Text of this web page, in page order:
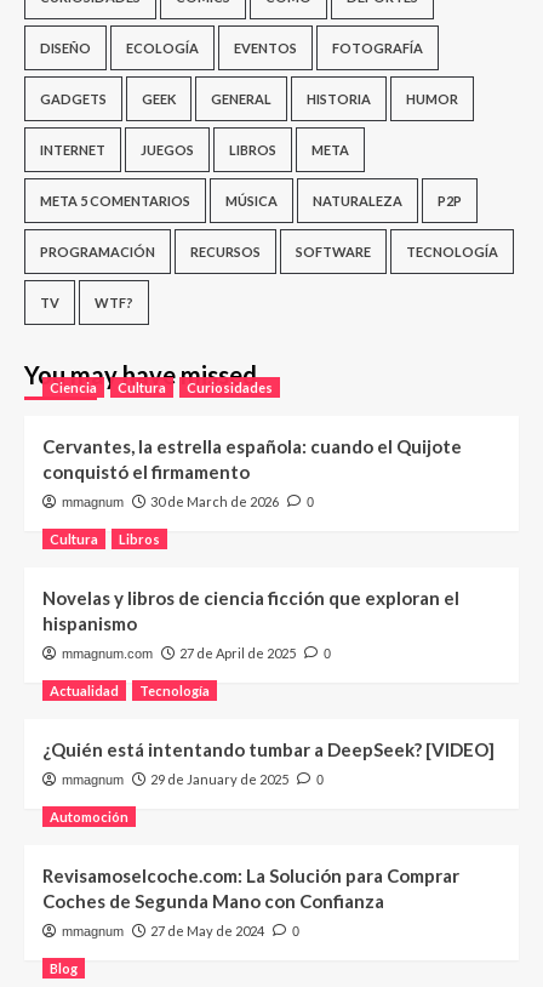
DISEÑO ECOLOGÍA EVENTOS FOTOGRAFÍA
GADGETS GEEK GENERAL HISTORIA HUMOR
INTERNET JUEGOS LIBROS META
META 5 COMENTARIOS MÚSICA NATURALEZA P2P
PROGRAMACIÓN RECURSOS SOFTWARE TECNOLOGÍA
TV WTF?
You may have missed
Ciencia Cultura Curiosidades
Cervantes, la estrella española: cuando el Quijote
conquistó el firmamento
mmagnum 30 de March de 2026 0
Cultura Libros
Novelas y libros de ciencia ficción que exploran el
hispanismo
mmagnum.com 27 de April de 2025 0
Actualidad Tecnología
¿Quién está intentando tumbar a DeepSeek? [VIDEO]
mmagnum 29 de January de 2025 0
Automoción
Revisamoselcoche.com: La Solución para Comprar
Coches de Segunda Mano con Confianza
mmagnum 27 de May de 2024 0
Blog